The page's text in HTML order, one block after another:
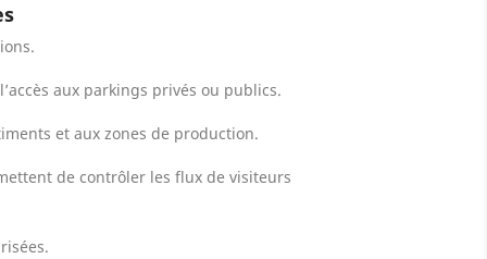
aux parkings privés ou publics.
et aux zones de production.
de contrôler les flux de visiteurs